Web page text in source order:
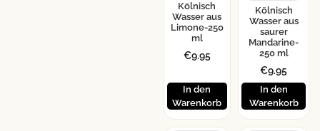
Kölnisch
Wasser aus
Limone-250
ml
€9.95
In den
Warenkorb
Kölnisch
Wasser aus
saurer
Mandarine-
250 ml
€9.95
In den
Warenkorb